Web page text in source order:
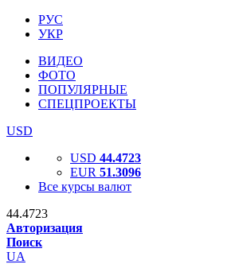
РУС
УКР
ВИДЕО
ФОТО
ПОПУЛЯРНЫЕ
СПЕЦПРОЕКТЫ
USD
USD 44.4723
EUR 51.3096
Все курсы валют
44.4723
Авторизация
Поиск
UA